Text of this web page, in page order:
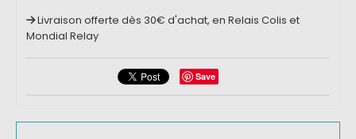
Livraison offerte dès 30€ d'achat, en Relais Colis et
Mondial Relay
Save